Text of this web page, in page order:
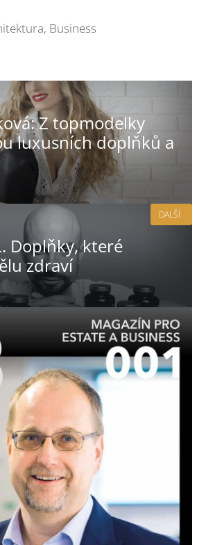
, Business
Z topmodelky
luxusních doplňků a
Doplňky, které
zdraví
DALŠÍ